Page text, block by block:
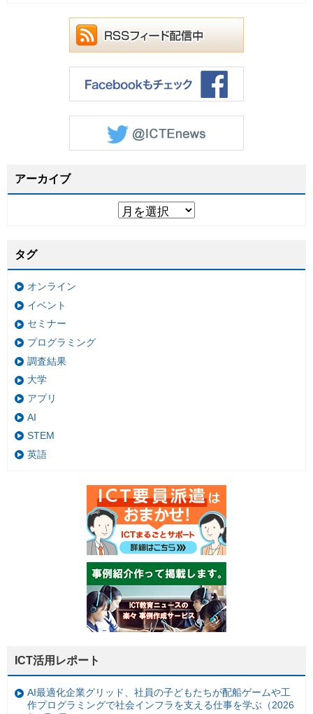
アーカイブ
タグ
オンライン
イベント
セミナー
プログラミング
調査結果
大学
アプリ
AI
STEM
英語
ICT活用レポート
AI最適化企業グリッド、社員の子どもたちが配船ゲームや工
作プログラミングで社会インフラを支える仕事を学ぶ（2026